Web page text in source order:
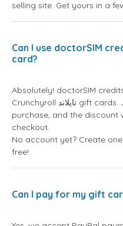
selling site. Get yours in a
Can I use doctorSIM
card?
Absolutely! doctorSIM
Crunchyroll تايلاند gift cards. Just log in before making your
purchase, and the
checkout.
No account yet? Create
free!
Can I pay for my gift